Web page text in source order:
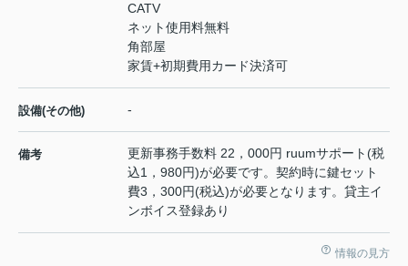
CATV
ネット使用料無料
角部屋
家賃+初期費用カード決済可
設備(その他) -
備考
更新事務手数料 22，000円 ruumサポート(税
込1，980円)が必要です。契約時に鍵セット
費3，300円(税込)が必要となります。貸主イ
ンボイス登録あり
情報の見方